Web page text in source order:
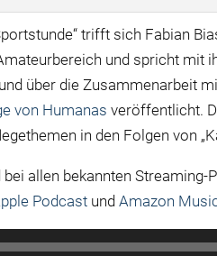
trifft sich Fabian
und spricht mit
über die Zusammenarbeit
von Humanas veröffentlicht.
in den Folgen von
bei allen bekannten
Podcast undAmazon